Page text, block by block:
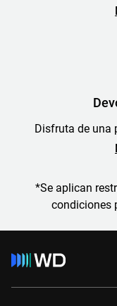
Disfruta de una
*Se aplican
condiciones